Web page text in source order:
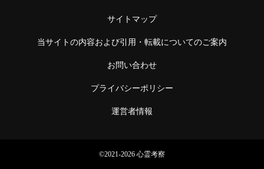
サイトマップ
当サイトの内容および引用・転載についてのご案内
お問い合わせ
プライバシーポリシー
運営者情報
©2021-2026 心霊考察